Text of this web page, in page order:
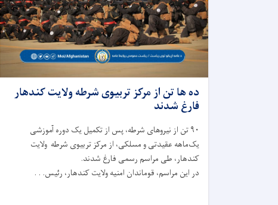
ده ها تن از مرکز تربیوی شرطه ولایت کندهار
فارغ شدند
۹۰ تن از نیروهای شرطه، پس از تکمیل یک دوره آموزشی
یک‌ماهه عقیدتی و مسلکی، از مرکز تربیوی شرطه ولایت
کندهار، طی مراسم رسمی فارغ شدند.
در این مراسم، قوماندان امنیه ولایت کندهار، رئیس. . .